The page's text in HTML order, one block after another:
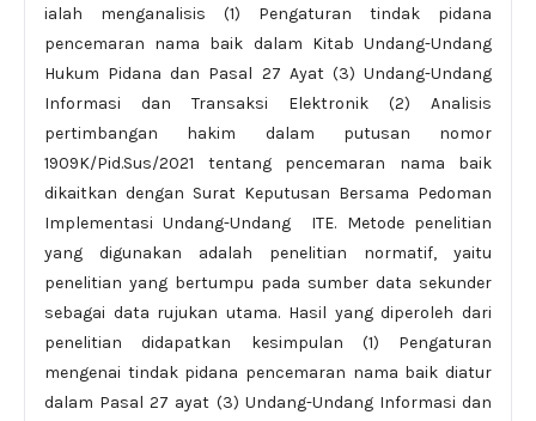
ialah menganalisis (1) Pengaturan tindak pidana
pencemaran nama baik dalam Kitab Undang-Undang
Hukum Pidana dan Pasal 27 Ayat (3) Undang-Undang
Informasi dan Transaksi Elektronik (2) Analisis
pertimbangan hakim dalam putusan nomor
1909K/Pid.Sus/2021 tentang pencemaran nama baik
dikaitkan dengan Surat Keputusan Bersama Pedoman
Implementasi Undang-Undang ITE. Metode penelitian
yang digunakan adalah penelitian normatif, yaitu
penelitian yang bertumpu pada sumber data sekunder
sebagai data rujukan utama. Hasil yang diperoleh dari
penelitian didapatkan kesimpulan (1) Pengaturan
mengenai tindak pidana pencemaran nama baik diatur
dalam Pasal 27 ayat (3) Undang-Undang Informasi dan